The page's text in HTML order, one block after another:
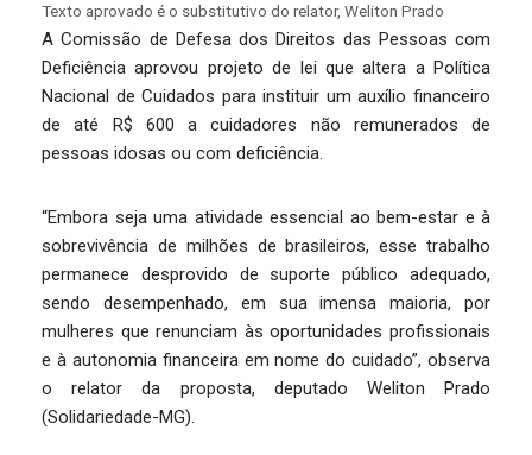
Texto aprovado é o substitutivo do relator, Weliton Prado
A Comissão de Defesa dos Direitos das Pessoas com
Deficiência aprovou projeto de lei que altera a Política
Nacional de Cuidados para instituir um auxílio financeiro
de até R$ 600 a cuidadores não remunerados de
pessoas idosas ou com deficiência.
“Embora seja uma atividade essencial ao bem-estar e à
sobrevivência de milhões de brasileiros, esse trabalho
permanece desprovido de suporte público adequado,
sendo desempenhado, em sua imensa maioria, por
mulheres que renunciam às oportunidades profissionais
e à autonomia financeira em nome do cuidado”, observa
o relator da proposta, deputado Weliton Prado
(Solidariedade-MG).